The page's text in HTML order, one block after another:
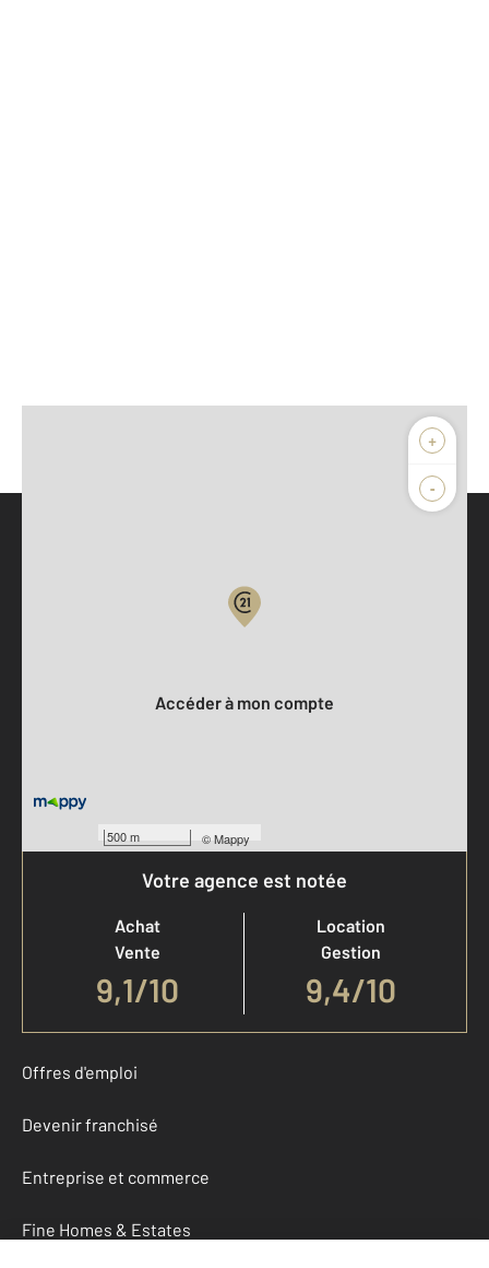
+
-
500 m ©Mappy
Accéder à mon compte
Votre agence est notée
Achat
Vente
9,1/10
Location
Gestion
9,4/10
Offres d'emploi
Devenir franchisé
Entreprise et commerce
Fine Homes & Estates